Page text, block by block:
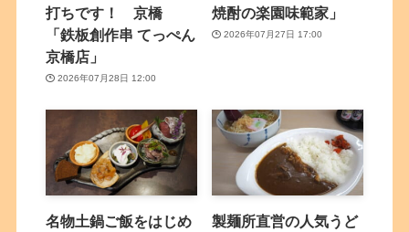
打ちです！ 京橋
「鉄板創作串 てっぺん
京橋店」
2026年07月28日 12:00
焼酎の楽園味範家」
2026年07月27日 17:00
名物土鍋ご飯をはじめ
製麺所直営の人気うど